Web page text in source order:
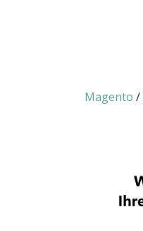
Magento /